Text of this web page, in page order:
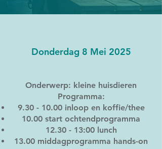
Donderdag 8 Mei 2025
Onderwerp: kleine huisdieren
Programma:
9.30 - 10.00inloop en koffie/thee
10.00 start ochtendprogramma
12.30 - 13:00 lunch
13.00 middagprogramma hands-on